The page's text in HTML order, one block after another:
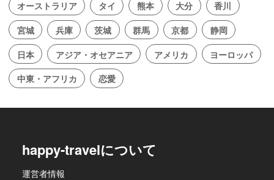
オーストラリア
タイ 熊本 大分
香川
宮城
兵庫 茨城 群馬 京都
静岡
日本
アジア・オセアニア アメリカ
ヨーロッパ
中東・アフリカ
恋愛
happy-travelについて
運営者情報